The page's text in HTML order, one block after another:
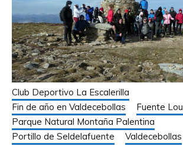
Club Deportivo La Escalerilla
Fin de año en Valdecebollas
Fuente
Parque Natural Montaña Palentina
Portillo de Seldelafuente
Valdecebollas